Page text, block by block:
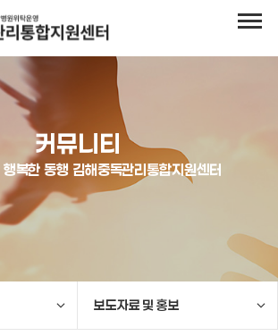
커뮤니티
복한 동행 김해중독관리통합지원센터
보도자료 및 홍보